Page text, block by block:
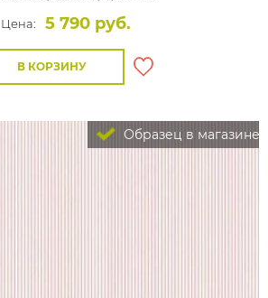
Цена:
5 790 руб.
В КОРЗИНУ
Образец в магазине